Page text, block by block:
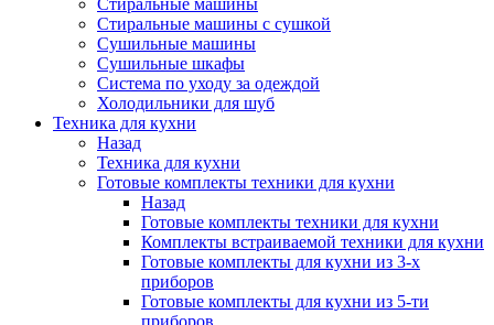
Стиральные машины
Стиральные машины с сушкой
Сушильные машины
Сушильные шкафы
Система по уходу за одеждой
Холодильники для шуб
Техника для кухни
Назад
Техника для кухни
Готовые комплекты техники для кухни
Назад
Готовые комплекты техники для кухни
Комплекты встраиваемой техники для кухни
Готовые комплекты для кухни из 3-х
приборов
Готовые комплекты для кухни из 5-ти
приборов